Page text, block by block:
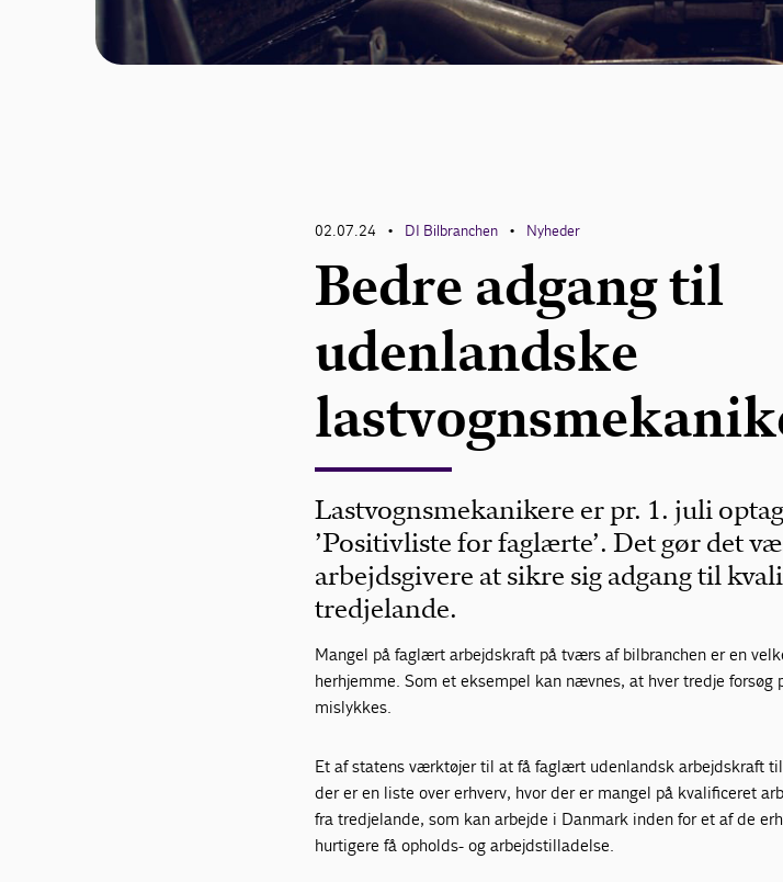
02.07.24 • DI Bilbranchen • Nyheder
Bedre adgang til
udenlandske
Lastvognsmekanikere er pr. 1. juli
’Positivliste for faglærte’. Det gør det
arbejdsgivere at sikre sig adgang til
tredjelande.
Mangel på faglært arbejdskraft på tværs af bilbranchen er en
herhjemme. Som et eksempel kan nævnes, at hver tredje
mislykkes.
Et af statens værktøjer til at få faglært udenlandsk arbejdskraft
der er en liste over erhverv, hvor der er mangel på kvalificeret
fra tredjelande, som kan arbejde i Danmark inden for et af de
hurtigere få opholds- og arbejdstilladelse.